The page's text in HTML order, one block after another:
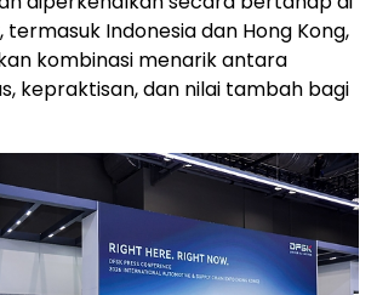
Indonesia dan Hong Kong,
kombinasi menarik antara
kepraktisan, dan nilai tambah bagi